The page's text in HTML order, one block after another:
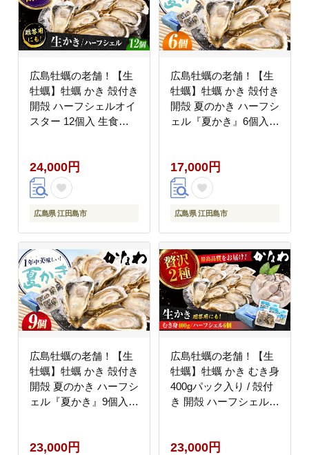
広島牡蠣の老舗！【生
牡蠣】牡蠣 かき 殻付き
開殻 ハーフシェルオイ
スター 12個入 生食用
わ [XBP010] 牡蠣
24,000円
広島県 江田島市
広島牡蠣の老舗！【生
牡蠣】牡蠣 かき 殻付き
開殻 夏のかき ハーフシ
ェル『夏かき』6個入
社かなわ [XBP011] 牡
蠣
17,000円
広島県 江田島市
広島牡蠣の老舗！【生
牡蠣】牡蠣 かき 殻付き
開殻 夏のかき ハーフシ
ェル『夏かき』9個入
社かなわ [XBP012] 牡
23,000円
広島牡蠣の老舗！【生
牡蠣】牡蠣 かき むき身
400gパック入り / 殻付
き 開殻 ハーフシェルオ
産 江田島市/株式会社か
23,000円